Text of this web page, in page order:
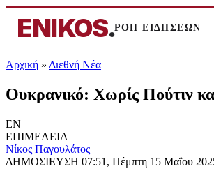
ENIKOS.ΡΟΗ ΕΙΔΗΣΕΩΝ
Αρχική » Διεθνή Νέα
Ουκρανικό: Χωρίς Πούτιν
EN
ΕΠΙΜΕΛΕΙΑ
Νίκος Παγουλάτος
ΔΗΜΟΣΙΕΥΣΗ 07:51, Πέμπτη 15 Μαΐου